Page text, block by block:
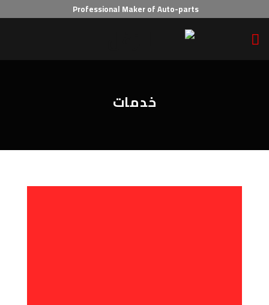
to
content
Professional Maker of Auto-parts
خدمات